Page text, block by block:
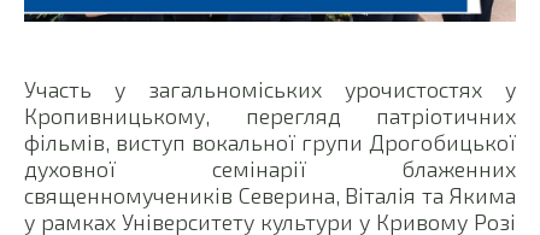
Участь у загальноміських урочистостях у
Кропивницькому, перегляд патріотичних
фільмів, виступ вокальної групи Дрогобицької
духовної семінарії блаженних
священномучеників Северина, Віталія та Якима
у рамках Університету культури у Кривому Розі